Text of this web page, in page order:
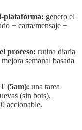
plataforma: genero el
+ carta/mensaje +
proceso: rutina diaria
semanal basada
(5am): una tarea
(sin bots),
accionable.